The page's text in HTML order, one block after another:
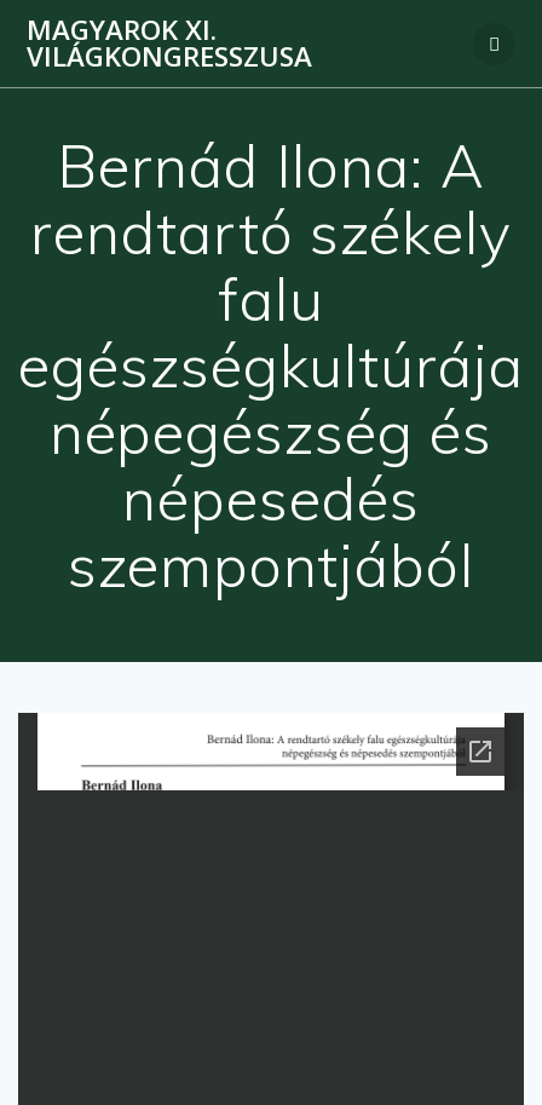
MAGYAROK XI.
VILÁGKONGRESSZUSA
Bernád Ilona: A
rendtartó székely
falu
egészségkultúrája
népegészség és
népesedés
szempontjából